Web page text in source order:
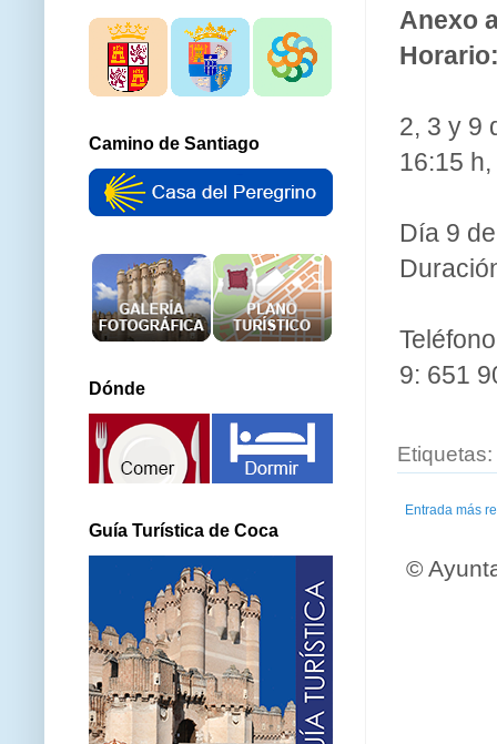
Anexo
2, 3 y 9
16:15
Día 9
9: 651
Etiquetas:
Entrada más
©
Camino de Santiago
Dónde
Guía Turística de Coca